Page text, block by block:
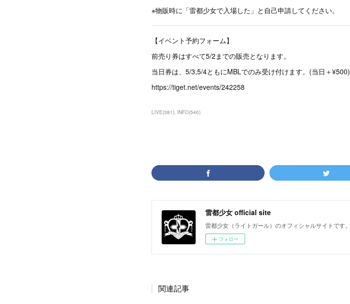
※物販時に「雷都少女で入場した」と自己申請してください。
【イベント予約フォーム】
前売り券はすべて5/2までの販売となります。
当日券は、5/3,5/4ともにMBLでのみ受け付けます。(当日＋¥500)
https://tiget.net/events/242258
LIVE(381) INFO(540)
雷都少女 official site
雷都少女（ライトガール）のオフィシャルサイトです。
フォロー
関連記事